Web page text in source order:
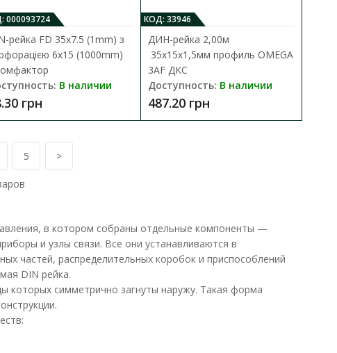
широко используется в
000093724
рейка FD 35x7.5 (1mm) з
6x15 (1000mm)
В наличии
грн
КОД: 33946
ДИН-рейка 2,00м
35х15х1,5мм профиль OMEGA
3AF ДКС
Доступность: В наличии
487.20 грн
5 >
в котором собраны отдельные компоненты —
и узлы связи. Все они устанавливаются в
частей, распределительных коробок и приспособлений
DIN рейка.
которых симметрично загнуты наружу. Такая форма